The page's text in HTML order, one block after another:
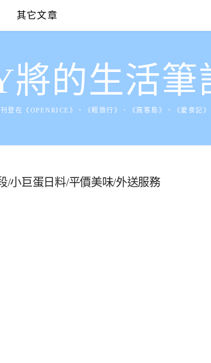
其它文章
將的生活筆
登在《OPENRICE》、《輕旅行》、《窩客島》、《愛食記
/小巨蛋日料/平價美味/外送服務